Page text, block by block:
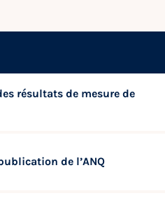
résultats de mesure de
de l’ANQ